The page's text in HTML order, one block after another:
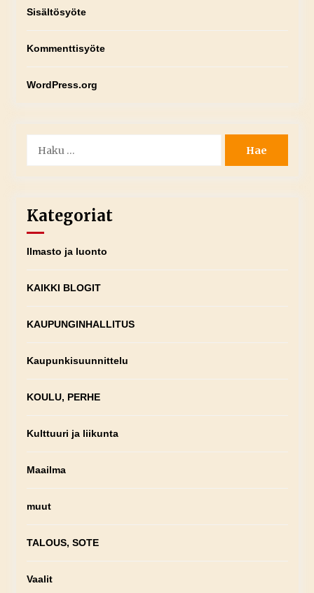
Sisältösyöte
Kommenttisyöte
WordPress.org
Kategoriat
Ilmasto ja luonto
KAIKKI BLOGIT
KAUPUNGINHALLITUS
Kaupunkisuunnittelu
KOULU, PERHE
Kulttuuri ja liikunta
Maailma
muut
TALOUS, SOTE
Vaalit